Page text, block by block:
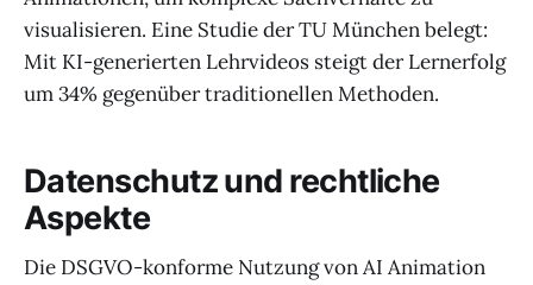
visualisieren. Eine Studie der TU München belegt:
Mit KI-generierten Lehrvideos steigt der Lernerfolg
um 34% gegenüber traditionellen Methoden.
Datenschutz und rechtliche
Aspekte
Die DSGVO-konforme Nutzung von AI Animation